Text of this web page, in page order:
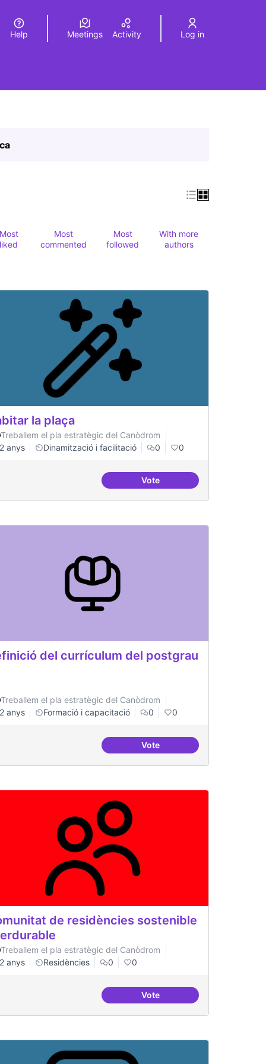
Elegir el idiomaChoose language
Help Meetings Activity Log in
Most
liked
Most
commented
Most
followed
With more
authors
la plaça
Treballem el pla estratègic del Canòdrom
2 anys
Dinamització i facilitació 0 0
VoteHabitar la plaça
tecnològica a nivell de recursos tècnics
del currículum del postgrau
Treballem el pla estratègic del Canòdrom
2 anys
Formació i capacitació 0 0
VoteDefinició del currículum del
de residències sostenible
Treballem el pla estratègic del Canòdrom
2 anys
Residències 0 0
Vote